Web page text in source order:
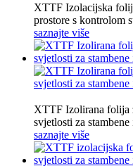
XTTF Izolacijska
prostore s kontrolom
saznajte više
XTTF Izolirana folija
svjetlosti za
saznajte više